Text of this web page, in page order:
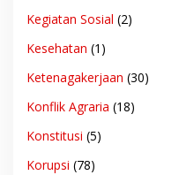
Kegiatan Sosial (2)
Kesehatan (1)
Ketenagakerjaan (30)
Konflik Agraria (18)
Konstitusi (5)
Korupsi (78)